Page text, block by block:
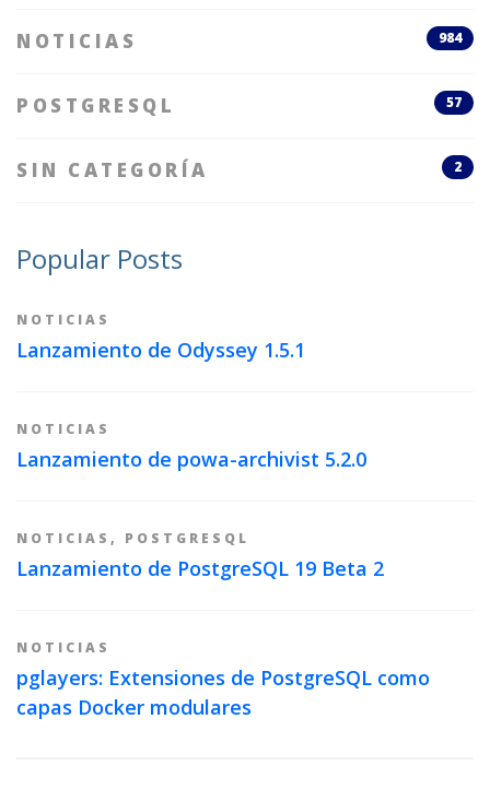
NOTICIAS 984
POSTGRESQL 57
SIN CATEGORÍA 2
Popular Posts
NOTICIAS
Lanzamiento de Odyssey 1.5.1
NOTICIAS
Lanzamiento de powa-archivist 5.2.0
NOTICIAS , POSTGRESQL
Lanzamiento de PostgreSQL 19 Beta 2
NOTICIAS
pglayers: Extensiones de PostgreSQL como
capas Docker modulares